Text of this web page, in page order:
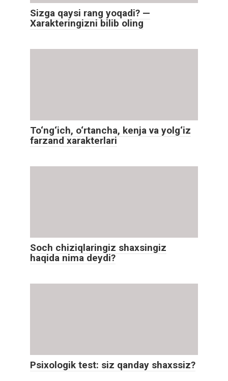
Sizga qaysi rang yoqadi? —
Xarakteringizni bilib oling
To‘ng‘ich, o‘rtancha, kenja va yolg‘iz
farzand xarakterlari
Soch chiziqlaringiz shaxsingiz
haqida nima deydi?
Psixologik test: siz qanday shaxssiz?